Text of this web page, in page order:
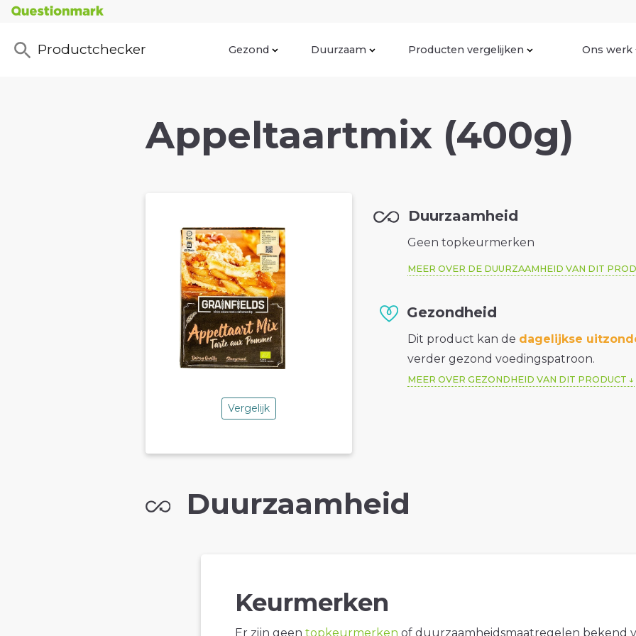
Productchecker Gezond Duurzaam Producten vergelijken Ons werk
Appeltaartmix (400g)
Vergelijk
Duurzaamheid
Geen topkeurmerken
MEER OVER DE DUURZAAMHEID VAN DIT
Gezondheid
Dit product kan de dagelijkse
verder gezond voedingspatroon.
MEER OVER GEZONDHEID VAN DIT PRODUCT
Duurzaamheid
Keurmerken
Er zijn geen topkeurmerken of duurzaamheidsmaatregelen bekend